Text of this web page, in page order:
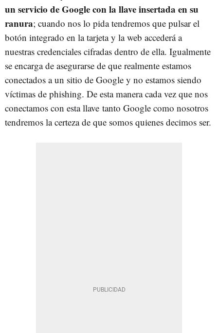
un servicio de Google con la llave insertada en su
ranura; cuando nos lo pida tendremos que pulsar el
botón integrado en la tarjeta y la web accederá a
nuestras credenciales cifradas dentro de ella. Igualmente
se encarga de asegurarse de que realmente estamos
conectados a un sitio de Google y no estamos siendo
víctimas de phishing. De esta manera cada vez que nos
conectamos con esta llave tanto Google como nosotros
tendremos la certeza de que somos quienes decimos ser.